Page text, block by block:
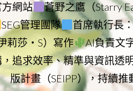
網站
蒼野之鷹（Starry
SEG管理團隊 首席執行長
莉莎・S）寫作 AI負責文
追求效率、精準與資訊透明
版計畫（SEIPP），持續